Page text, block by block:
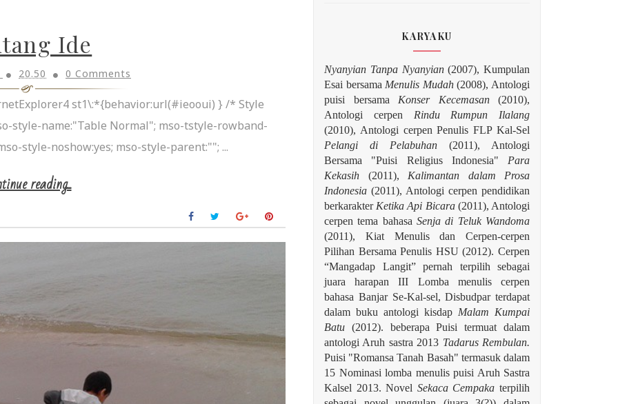
Ide
20.50 0 Comments
st1\:*{behavior:url(#ieooui) } /* Style
style-name:"Table Normal"; mso-tstyle-rowband-
style-noshow:yes; mso-style-parent:""; ...
reading...
KARYAKU
Nyanyian Tanpa Nyanyian(2007), Kumpulan
Esai bersama Menulis Mudah(2008), Antologi
puisi bersama Konser Kecemasan(2010),
Antologi cerpen Rindu Rumpun Ilalang
(2010), Antologi cerpen Penulis FLP Kal-Sel
Pelangi di Pelabuhan (2011), Antologi
Bersama "Puisi Religius Indonesia" Para
Kekasih (2011), Kalimantan dalam Prosa
Indonesia (2011), Antologi cerpen pendidikan
berkarakter Ketika Api Bicara (2011), Antologi
cerpen tema bahasa Senja di Teluk Wandoma
(2011), Kiat Menulis dan Cerpen-cerpen
Pilihan Bersama Penulis HSU (2012). Cerpen
“Mangadap Langit” pernah terpilih sebagai
juara harapan III Lomba menulis cerpen
bahasa Banjar Se-Kal-sel, Disbudpar terdapat
dalam buku antologi kisdap Malam Kumpai
Batu (2012). beberapa Puisi termuat dalam
antologi Aruh sastra 2013 Tadarus Rembulan.
Puisi "Romansa Tanah Basah" termasuk dalam
15 Nominasi lomba menulis puisi Aruh Sastra
Kalsel 2013. Novel Sekaca Cempakaterpilih